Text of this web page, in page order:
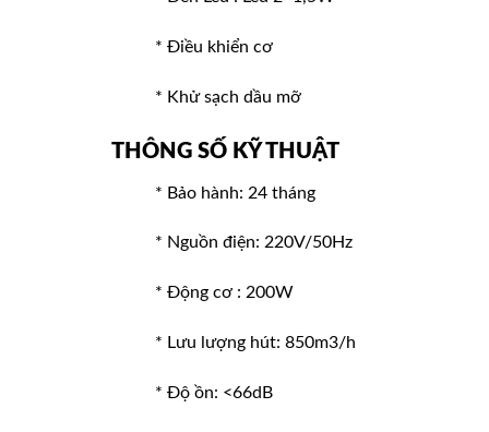
* Điều khiển cơ
* Khử sạch dầu mỡ
THÔNG SỐ KỸ THUẬT
* Bảo hành: 24 tháng
* Nguồn điện: 220V/50Hz
* Động cơ : 200W
* Lưu lượng hút: 850m3/h
* Độ ồn: <66dB